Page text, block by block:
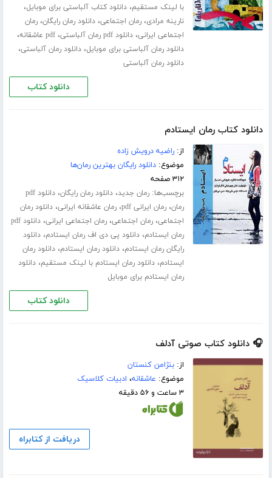
با لینک مستقیم،دانلود کتاب آلباستی برای موبایل،
نارینه مرادی،رمان اجتماعی،دانلود رمان رایگان،رمان
اجتماعی ایرانی،دانلود pdf رمان آلباستی ،pdf عاشقانه ،
دانلود رمان آلباستی برای موبایل،دانلود رمان آلباستی،
دانلود رمان آلباستی
دانلود کتاب
دانلود کتاب رمان ایستادم
از:راضیه درویش زاده
موضوع:دانلود رایگان بهترین رمان‌ها
۳۱۲ صفحه
برچسب‌ها:رمان جدید،دانلود رمان رایگان،
دانلود pdf
رمان،رمان ایرانی pdf ،رمان عاشقانه ایرانی،دانلود رمان
اجتماعی،رمان اجتماعی،رمان اجتماعی ایرانی،
دانلود pdf
رمان ایستادم،دانلود پی دی اف رمان ایستادم،دانلود
رایگان رمان ایستادم،دانلود رمان ایستادم،دانلود رمان
ایستادم،دانلود رمان ایستادم با لینک مستقیم،دانلود
رمان ایستادم برای موبایل
دانلود کتاب
🎧 دانلود کتاب صوتی آدلف
از:بنژامن کنستان
موضوع: عاشقانه، ادبیات کلاسیک
۳ ساعت و ۵۶ دقیقه
دریافت از کتابراه